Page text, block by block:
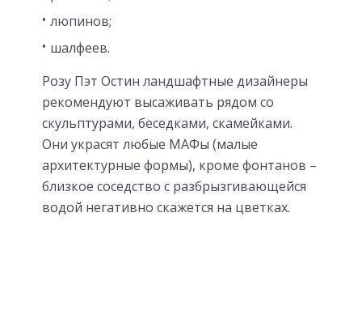
люпинов;
шалфеев.
Розу Пэт Остин ландшафтные дизайнеры
рекомендуют высаживать рядом со
скульптурами, беседками, скамейками.
Они украсят любые МАФы (малые
архитектурные формы), кроме фонтанов –
близкое соседство с разбрызгивающейся
водой негативно скажется на цветках.